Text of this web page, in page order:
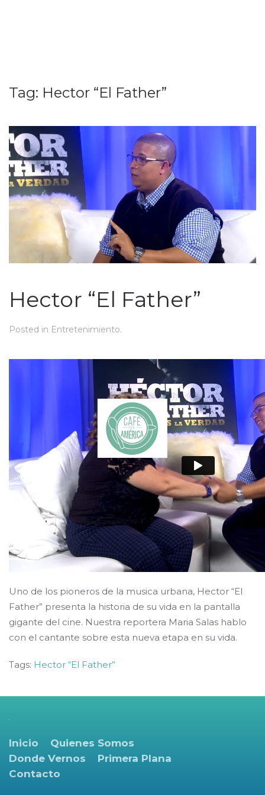
Tag: Hector “El Father”
Hector “El Father”
Posted in Entretenimiento.
Uno de los pioneros de la musica urbana, Hector “El
Father” presenta la historia de su vida en la pantalla
gigante del cine. Nuestra reportera Maria Salas hablo
con el cantante sobre esta nueva etapa en su vida.
Tags: Hector “El Father”
Inicio
Quienes Somos
Donde Vernos
Primera Plana
Contacto